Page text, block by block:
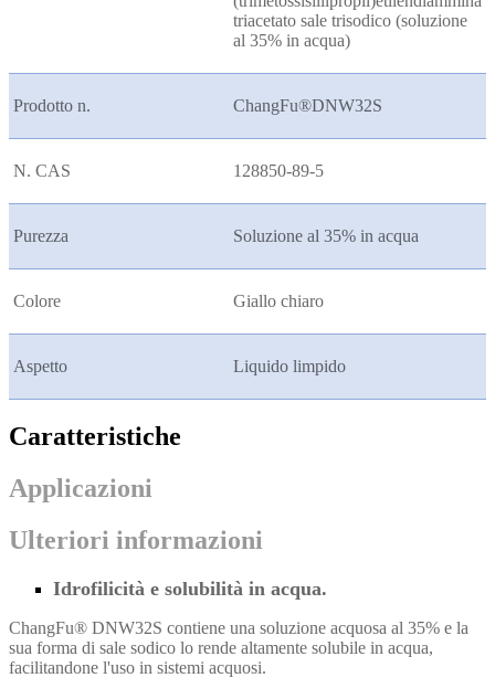
triacetato sale trisodico (soluzione
al 35% in acqua)
Prodotto n. ChangFu®DNW32S
N. CAS 128850-89-5
Purezza Soluzione al 35% in acqua
Colore Giallo chiaro
Aspetto Liquido limpido
Caratteristiche
Applicazioni
Ulteriori informazioni
Idrofilicità e solubilità in acqua.
ChangFu® DNW32S contiene una soluzione acquosa al 35% e la
sua forma di sale sodico lo rende altamente solubile in acqua,
facilitandone l'uso in sistemi acquosi.